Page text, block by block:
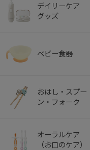
デイリーケア
グッズ
ベビー食器
おはし・スプー
ン・フォーク
オーラルケア
（お口のケア）